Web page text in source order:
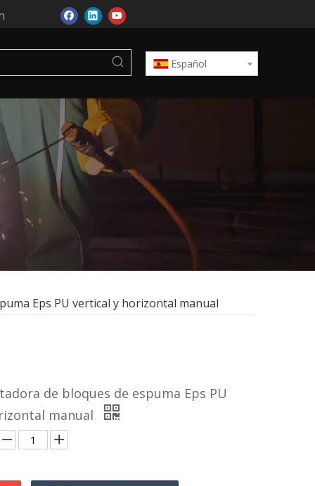
Español
Eps PU vertical y horizontal manual
de bloques de espuma Eps PU
manual